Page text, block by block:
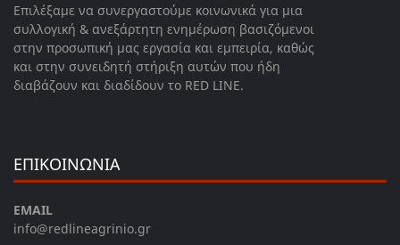
Επιλέξαμε να συνεργαστούμε κοινωνικά για μια
συλλογική & ανεξάρτητη ενημέρωση βασιζόμενοι
στην προσωπική μας εργασία και εμπειρία, καθώς
και στην συνειδητή στήριξη αυτών που ήδη
διαβάζουν και διαδίδουν το RED LINE.
ΕΠΙΚΟΙΝΩΝΙΑ
EMAIL
info@redlineagrinio.gr